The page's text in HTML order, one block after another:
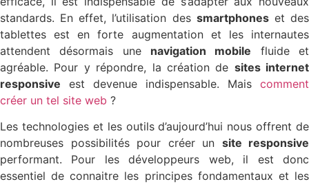
standards. En effet, l’utilisation des smartphoneset des
tablettes est en forte augmentation et les internautes
attendent désormais une navigation mobile fluide et
agréable. Pour y répondre, la création de sites internet
responsive est devenue indispensable. Mais comment
créer un tel site web ?
Les technologies et les outils d’aujourd’hui nous offrent de
nombreuses possibilités pour créer un site responsive
performant. Pour les développeurs web, il est donc
essentiel de connaitre les principes fondamentaux et les